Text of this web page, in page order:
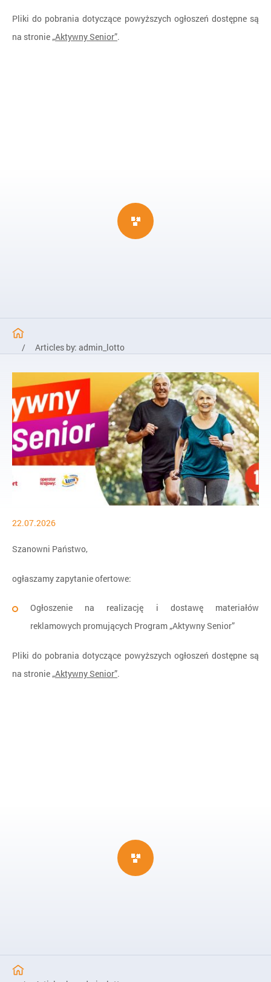
Pliki do pobrania dotyczące powyższych ogłoszeń dostępne są
na stronie „Aktywny Senior”.
/ Articles by: admin_lotto
22.07.2026
Szanowni Państwo,
ogłaszamy zapytanie ofertowe:
Ogłoszenie na realizację i dostawę materiałów
reklamowych promujących Program „Aktywny Senior”
Pliki do pobrania dotyczące powyższych ogłoszeń dostępne są
na stronie „Aktywny Senior”.